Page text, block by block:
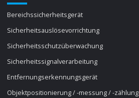
Bereichssicherheitsgerät
Sicherheitsauslösevorrichtung
Sicherheitsschutzüberwachung
Sicherheitssignalverarbeitung
Entfernungserkennungsgerät
Objektpositionierung / -messung / -zählung